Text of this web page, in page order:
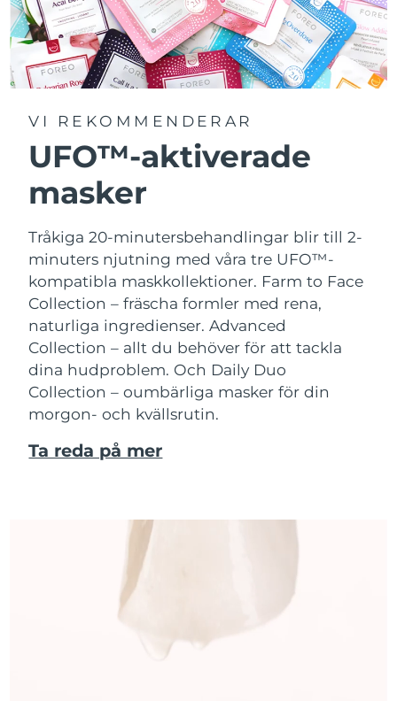
VI REKOMMENDERAR
UFO™-aktiverade
masker
Tråkiga 20-minutersbehandlingar blir till 2-
minuters njutning med våra tre UFO™-
kompatibla maskkollektioner. Farm to Face
Collection – fräscha formler med rena,
naturliga ingredienser. Advanced
Collection – allt du behöver för att tackla
dina hudproblem. Och Daily Duo
Collection – oumbärliga masker för din
morgon- och kvällsrutin.
Ta reda på mer